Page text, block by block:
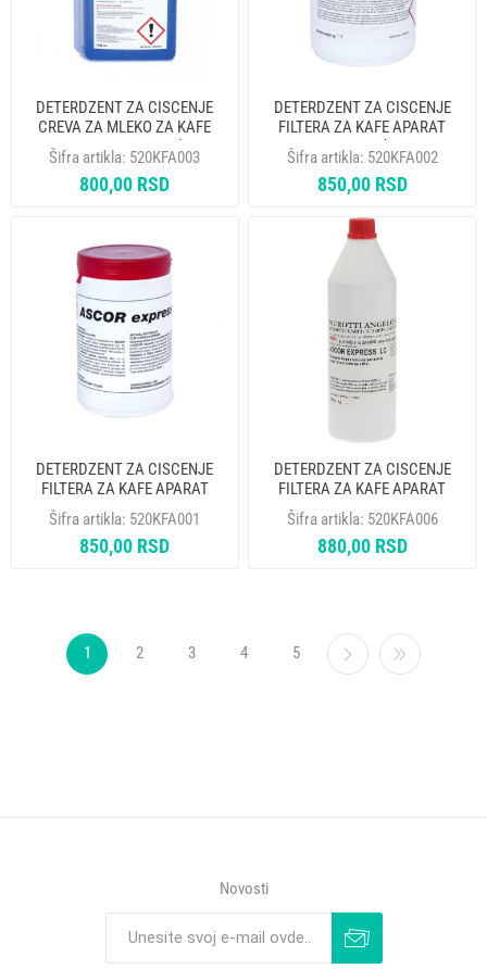
DETERDZENT ZA CISCENJE
CREVA ZA MLEKO ZA KAFE
APARAT ASCOR 1lt
Šifra artikla: 520KFA003
800,00 RSD
DETERDZENT ZA CISCENJE
FILTERA ZA KAFE APARAT
ASCOR 1kg
Šifra artikla: 520KFA002
850,00 RSD
DETERDZENT ZA CISCENJE
FILTERA ZA KAFE APARAT
ASCOR 900gr
Šifra artikla: 520KFA001
850,00 RSD
DETERDZENT ZA CISCENJE
FILTERA ZA KAFE APARAT
ASCOR EXPRESS LC 1L
Šifra artikla: 520KFA006
880,00 RSD
1 2 3 4 5
Novosti